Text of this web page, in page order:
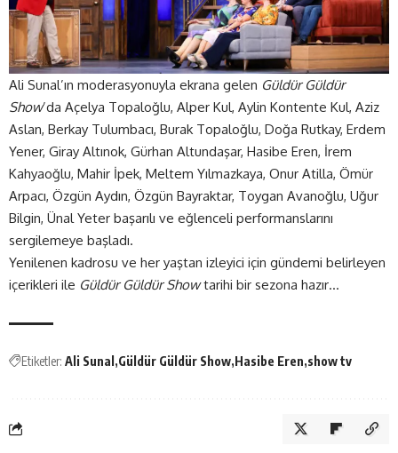
Ali Sunal’ın moderasyonuyla ekrana gelen Güldür Güldür
Show’da Açelya Topaloğlu, Alper Kul, Aylin Kontente Kul, Aziz
Aslan, Berkay Tulumbacı, Burak Topaloğlu, Doğa Rutkay, Erdem
Yener, Giray Altınok, Gürhan Altundaşar, Hasibe Eren, İrem
Kahyaoğlu, Mahir İpek, Meltem Yılmazkaya, Onur Atilla, Ömür
Arpacı, Özgün Aydın, Özgün Bayraktar, Toygan Avanoğlu, Uğur
Bilgin, Ünal Yeter başarılı ve eğlenceli performanslarını
sergilemeye başladı.
Yenilenen kadrosu ve her yaştan izleyici için gündemi belirleyen
içerikleri ile Güldür Güldür Showtarihi bir sezona hazır…
Etiketler: Ali Sunal Güldür Güldür Show Hasibe Eren show tv